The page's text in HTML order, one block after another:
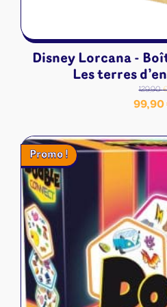
Disney Lorcana -
Les terres
129,90
Le
initial
était :
99,90
Promo !